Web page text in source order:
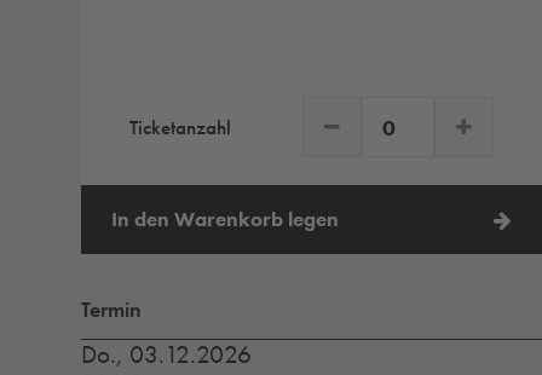
Ticketanzahl
In den Warenkorb legen
Termin
Do., 03.12.2026